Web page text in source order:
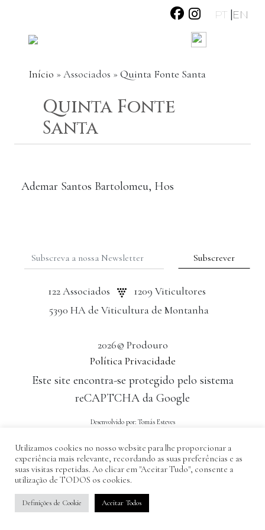
PT EN
Início » Associados » Quinta Fonte Santa
Quinta Fonte
Santa
Ademar Santos Bartolomeu, Hos
2026© Prodouro
Política Privacidade
Este site encontra-se protegido pelo sistema
reCAPTCHA da Google
Desenvolvido por: Tomás Esteves
122 Associados
1209 Viticultores
5390 HA de Viticultura de Montanha
Utilizamos cookies no nosso website para lhe proporcionar a
experiência mais relevante, recordando as suas preferências e as
suas visitas repetidas. Ao clicar em "Aceitar Tudo", consente a
utilização de TODOS os cookies.
Definições de Cookie Aceitar Todos